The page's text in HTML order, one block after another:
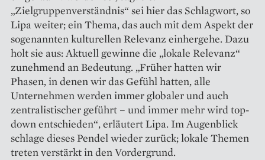
„Zielgruppenverständnis“ sei hier das Schlagwort, so
Lipa weiter; ein Thema, das auch mit dem Aspekt der
sogenannten ­kulturellen Relevanz einhergehe. Dazu
holt sie aus: Aktuell gewinne die „lokale Relevanz“
zunehmend an Bedeutung. „Früher hatten wir
Phasen, in denen wir das Gefühl hatten, alle
Unternehmen werden immer globaler und auch
zentralis­tischer geführt – und immer mehr wird top-
down entschieden“, erläutert Lipa. Im Augenblick
schlage dieses Pendel wieder zurück; lokale Themen
treten verstärkt in den Vordergrund.